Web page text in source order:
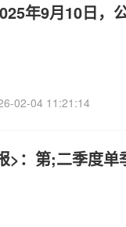
年9月10日，
02-04 11:21:14
>：第;二季度单